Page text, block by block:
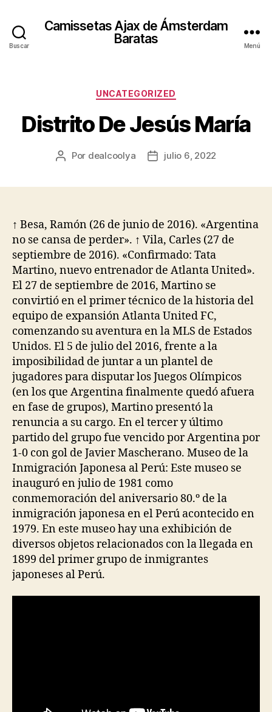
Buscar
Camissetas Ajax de Ámsterdam
Baratas
Menú
Categorías
UNCATEGORIZED
Distrito De Jesús María
Autor
Por dealcoolya
Fechajulio 6, 2022
↑ Besa, Ramón (26 de junio de 2016). «Argentina
no se cansa de perder». ↑ Vila, Carles (27 de
septiembre de 2016). «Confirmado: Tata
Martino, nuevo entrenador de Atlanta United».
El 27 de septiembre de 2016, Martino se
convirtió en el primer técnico de la historia del
equipo de expansión Atlanta United FC,
comenzando su aventura en la MLS de Estados
Unidos. El 5 de julio del 2016, frente a la
imposibilidad de juntar a un plantel de
jugadores para disputar los Juegos Olímpicos
(en los que Argentina finalmente quedó afuera
en fase de grupos), Martino presentó la
renuncia a su cargo. En el tercer y último
partido del grupo fue vencido por Argentina por
1-0 con gol de Javier Mascherano. Museo de la
Inmigración Japonesa al Perú: Este museo se
inauguró en julio de 1981 como
conmemoración del aniversario 80.º de la
inmigración japonesa en el Perú acontecido en
1979. En este museo hay una exhibición de
diversos objetos relacionados con la llegada en
1899 del primer grupo de inmigrantes
japoneses al Perú.